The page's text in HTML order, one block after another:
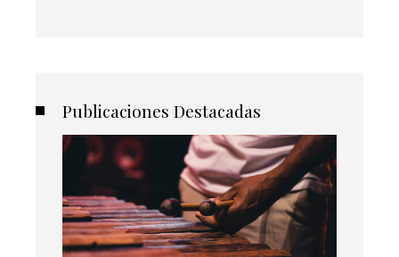
Publicaciones Destacadas